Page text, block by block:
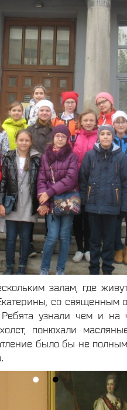
залам, где
со священным
узнали чем и на
понюхали
было бы не